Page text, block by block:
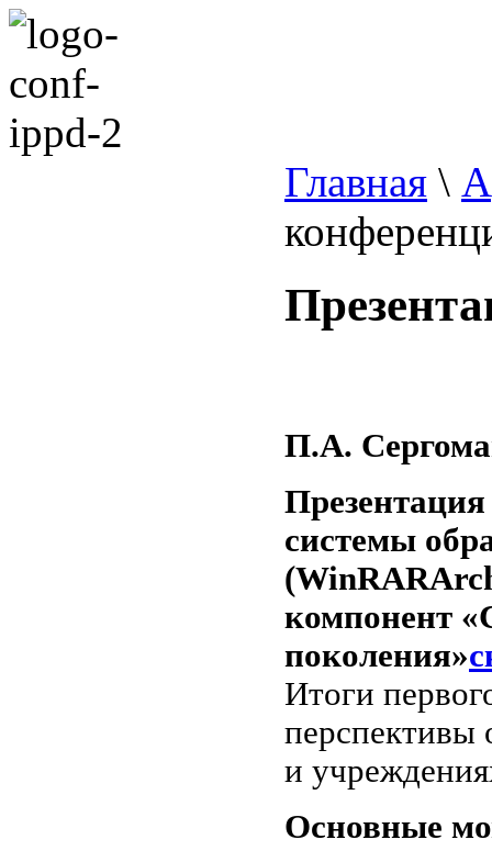
Главная \
П.А.
системы
компонент
поколения»
Итоги
перспективы
и
Основные